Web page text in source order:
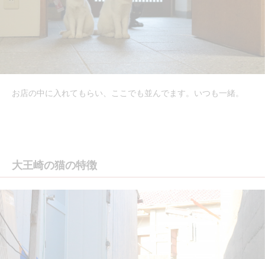
お店の中に入れてもらい、ここでも並んでます。いつも一緒。
大王崎の猫の特徴